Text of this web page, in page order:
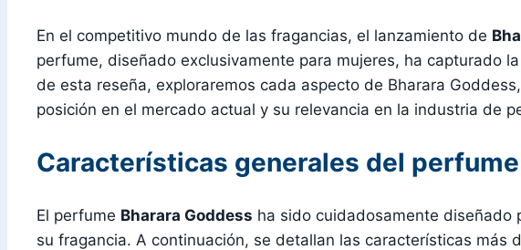
En el competitivo mundo de las fragancias, el lanzamiento de
perfume, diseñado exclusivamente para mujeres, ha capturado
de esta reseña, exploraremos cada aspecto de Bharara
posición en el mercado actual y su relevancia en la industria de
Características generales del perfume
El perfume Bharara Goddess ha sido cuidadosamente diseñado
su fragancia. A continuación, se detallan las características más